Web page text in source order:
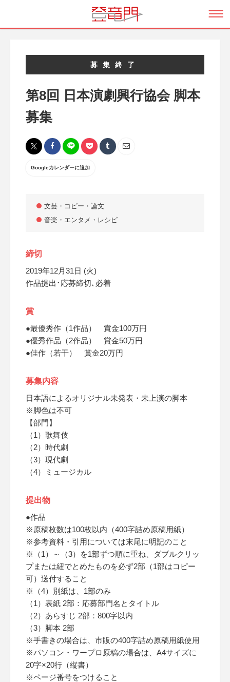
募集終了
第8回 日本演劇興行協会 脚本
募集
Googleカレンダーに追加
文芸・コピー・論文
音楽・エンタメ・レシピ
締切
2019年12月31日 (火)
作品提出･応募締切､必着
賞
●最優秀作（1作品） 賞金100万円
●優秀作品（2作品） 賞金50万円
●佳作（若干） 賞金20万円
募集内容
日本語によるオリジナル未発表・未上演の脚本
※脚色は不可
【部門】
（1）歌舞伎
（2）時代劇
（3）現代劇
（4）ミュージカル
提出物
●作品
※原稿枚数は100枚以内（400字詰め原稿用紙）
※参考資料・引用については末尾に明記のこと
※（1）～（3）を1部ずつ順に重ね、ダブルクリッ
プまたは紐でとめたものを必ず2部（1部はコピー
可）送付すること
※（4）別紙は、1部のみ
（1）表紙 2部：応募部門名とタイトル
（2）あらすじ 2部：800字以内
（3）脚本 2部
※手書きの場合は、市販の400字詰め原稿用紙使用
※パソコン・ワープロ原稿の場合は、A4サイズに
20字×20行（縦書）
※ページ番号をつけること